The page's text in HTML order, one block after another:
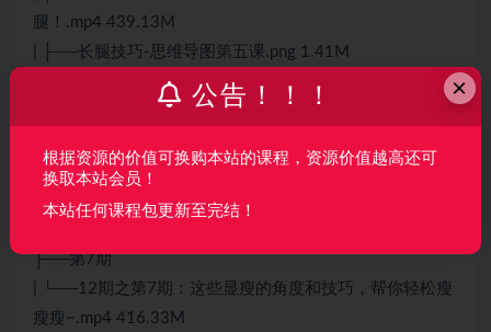
腿！.mp4 439.13M
| ├──长腿技巧-思维导图第五课.png 1.41M
| └──第五课大长腿讲义.docx 18.18M
425.97M
| ├──第六课贴纸标注APP讲义.docx 34.18M
├──第7期
| └──12期之第7期：这些显瘦的角度和技巧，帮你轻松瘦
瘦瘦~.mp4 416.33M
×
公告！！！
根据资源的价值可换购本站的课程，资源价值越高还可
换取本站会员！
本站任何课程包更新至完结！